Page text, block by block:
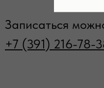
Записаться
+7 (391) 216-78-